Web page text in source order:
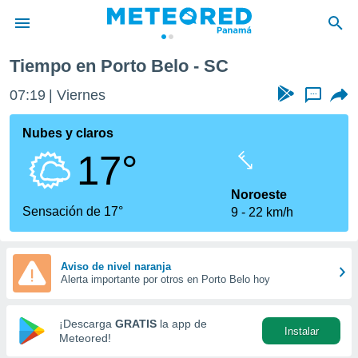
de
ha
calidad.
a este
las
y
forma
digital
basada
Tiempo en Porto Belo - SC
07:19 Viernes ...
Nubes y claros
17°
Sensación de 17°
Noroeste
9
22 km/h
Aviso de nivel naranja
Alerta importante por otros en Porto Belo hoy
¡Descarga GRATIS la app de
Meteored!
Instalar